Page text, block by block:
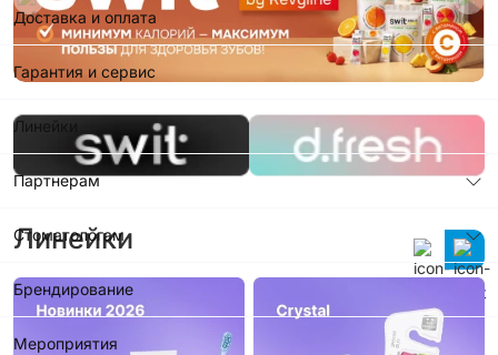
Доставка и оплата
Гарантия и сервис
Линейки
Партнерам
Стоматологам
Брендирование
Мероприятия
Линейки